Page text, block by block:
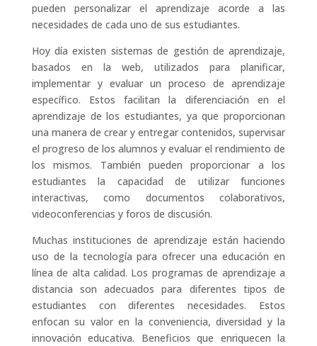
pueden personalizar el aprendizaje acorde a las
necesidades de cada uno de sus estudiantes.
Hoy día existen sistemas de gestión de aprendizaje,
basados en la web, utilizados para planificar,
implementar y evaluar un proceso de aprendizaje
específico. Estos facilitan la diferenciación en el
aprendizaje de los estudiantes, ya que proporcionan
una manera de crear y entregar contenidos, supervisar
el progreso de los alumnos y evaluar el rendimiento de
los mismos. También pueden proporcionar a los
estudiantes la capacidad de utilizar funciones
interactivas, como documentos colaborativos,
videoconferencias y foros de discusión.
Muchas instituciones de aprendizaje están haciendo
uso de la tecnología para ofrecer una educación en
línea de alta calidad. Los programas de aprendizaje a
distancia son adecuados para diferentes tipos de
estudiantes con diferentes necesidades. Estos
enfocan su valor en la conveniencia, diversidad y la
innovación educativa. Beneficios que enriquecen la